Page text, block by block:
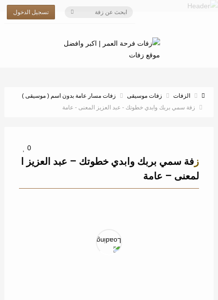
تسجيل الدخول
الزفات زفات موسيقى
زفات مسار عامة بدون اسم ( موسيقى )
زفة سمي بربك وابدي خطوتك - عبد العزيز المعنى - عامة
0
زفة سمي بربك وابدي خطوتك – عبد العزيز ا
لمعنى – عامة